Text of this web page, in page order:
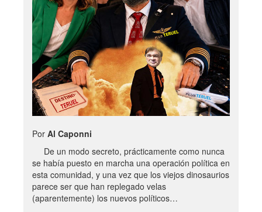
Por Al Caponni
De un modo secreto, prácticamente como nunca
se había puesto en marcha una operación política en
esta comunidad, y una vez que los viejos dinosaurios
parece ser que han replegado velas
(aparentemente) los nuevos políticos…